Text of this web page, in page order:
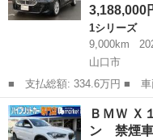
3,188,000
1シリーズ
9,000km
山口市
■ 支払総額: 334.6万円 ■ 車両本体価格： 3,188,000 円 ■ メーカ
ー名： ＢＭＷ ■ 車種名：
０ ハイラインＰＫＧ テク
ト １７ＡＷ...
山口 山口市
ＢＭＷ
ン 禁煙